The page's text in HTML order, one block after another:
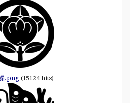
.png (15124 hits)